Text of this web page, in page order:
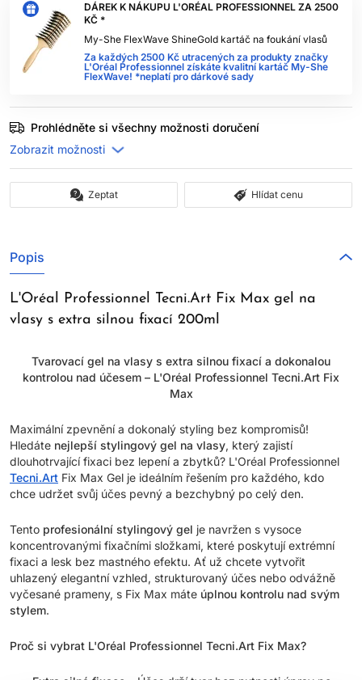
DÁREK K NÁKUPU L'ORÉAL PROFESSIONNEL ZA 2500
KČ *
My-She FlexWave ShineGold kartáč na foukání vlasů
Za každých 2500 Kč utracených za produkty značky
L'Oréal Professionnel získáte kvalitní kartáč My-She
FlexWave! *neplatí pro dárkové sady
Prohlédněte si všechny možnosti doručení
Zeptat Hlídat cenu
Popis
L'Oréal Professionnel Tecni.Art Fix Max gel na
vlasy s extra silnou fixací 200ml
Tvarovací gel na vlasy s extra silnou fixací a dokonalou
kontrolou nad účesem – L'Oréal Professionnel Tecni.Art Fix
Max
Maximální zpevnění a dokonalý styling bez kompromisů!
Hledáte nejlepší stylingový gel na vlasy, který zajistí
dlouhotrvající fixaci bez lepení a zbytků? L'Oréal Professionnel
Tecni.Art Fix Max Gel je ideálním řešením pro každého, kdo
chce udržet svůj účes pevný a bezchybný po celý den.
Tento profesionální stylingový gel je navržen s vysoce
koncentrovanými fixačními složkami, které poskytují extrémní
fixaci a lesk bez mastného efektu. Ať už chcete vytvořit
uhlazený elegantní vzhled, strukturovaný účes nebo odvážně
vyčesané prameny, s Fix Max máte úplnou kontrolu nad svým
stylem.
Proč si vybrat L'Oréal Professionnel Tecni.Art Fix Max?